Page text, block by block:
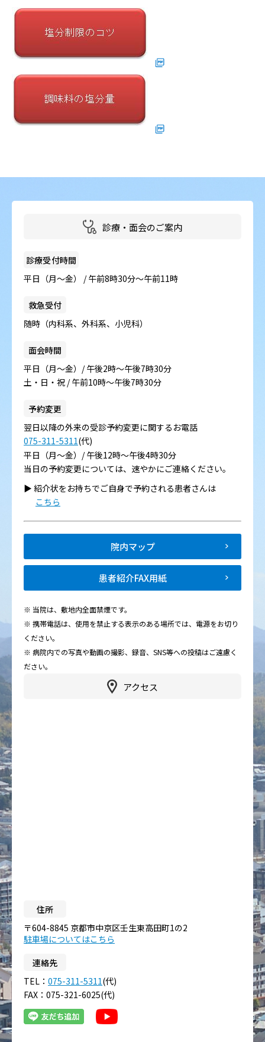
アクセス
住所
〒604-8845 京都市中京区壬生東高田町1の2
駐車場についてはこちら
連絡先
TEL： 075-311-5311(代)
FAX：075-321-6025(代)
診療・面会のご案内
診療受付時間
平日（月～金） / 午前8時30分～午前11時
救急受付
随時（内科系、外科系、小児科）
面会時間
平日（月～金）/ 午後2時～午後7時30分
土・日・祝 / 午前10時～午後7時30分
予約変更
翌日以降の外来の受診予約変更に関するお電話
075-311-5311(代)
平日（月～金）/ 午後12時～午後4時30分
当日の予約変更については、速やかにご連絡ください。
▶︎ 紹介状をお持ちでご自身で予約される患者さんは
こちら
院内マップ
患者紹介FAX用紙
※ 当院は、敷地内全面禁煙です。
※ 携帯電話は、使用を禁止する表示のある場所では、電源をお切り
ください。
※ 病院内での写真や動画の撮影、録音、SNS等への投稿はご遠慮く
ださい。